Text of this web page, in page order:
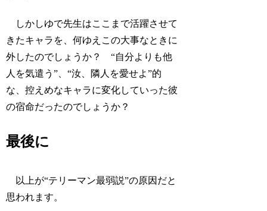
しかしゆで先生はここまで活躍させて
きたキャラを、何ゆえこの大事なときに
外したのでしょうか？ “自分よりも他
人を気遣う”、“汝、隣人を愛せよ”的
な、控えめなキャラに変化していった彼
の宿命だったのでしょうか？
最後に
以上が“テリーマン最弱説”の原因だと
思われます。